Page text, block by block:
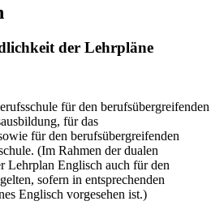
der Lehrpläne
für den berufsübergreifenden
für das
für den berufsübergreifenden
(Im Rahmen der dualen
Lehrplan Englisch auch für den
sofern in entsprechenden
Englisch vorgesehen ist.)